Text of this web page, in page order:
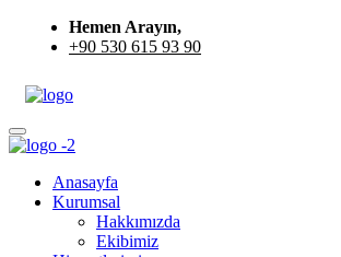
Hemen Arayın,
+90 530 615 93 90
Anasayfa
Kurumsal
Hakkımızda
Ekibimiz